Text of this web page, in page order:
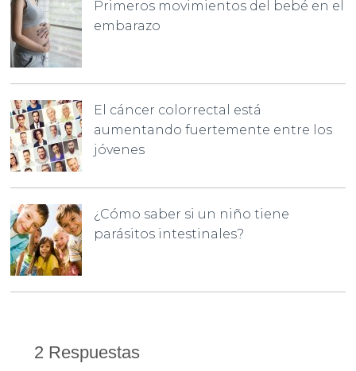
Primeros movimientos del bebé en el
embarazo
El cáncer colorrectal está
aumentando fuertemente entre los
jóvenes
¿Cómo saber si un niño tiene
parásitos intestinales?
2 Respuestas